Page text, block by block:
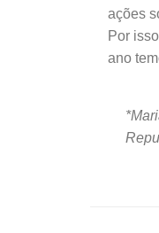
ações
Por
ano